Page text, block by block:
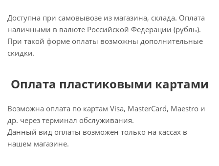
Доступна при самовывозе из магазина, склада. Оплата
наличными в валюте Российской Федерации (рубль).
При такой форме оплаты возможны дополнительные
скидки.
Оплата пластиковыми картами
Возможна оплата по картам Visa, MasterCard, Maestro и
др. через терминал обслуживания.
Данный вид оплаты возможен только на кассах в
нашем магазине.